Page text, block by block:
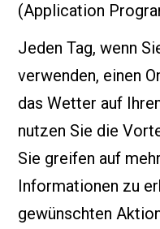
(Application
Jeden Tag, wenn
verwenden, einen
das Wetter auf
nutzen Sie die
Sie greifen auf
Informationen zu
gewünschten